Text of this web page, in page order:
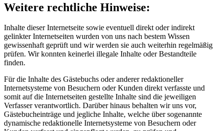
Weitere rechtliche Hinweise:
Inhalte dieser Internetseite sowie eventuell direkt oder indirekt
gelinkter Internetseiten wurden von uns nach bestem Wissen
gewissenhaft geprüft und wir werden sie auch weiterhin regelmäßig
prüfen. Wir konnten keinerlei illegale Inhalte oder Bestandteile
finden.
Für die Inhalte des Gästebuchs oder anderer redaktioneller
Internetsysteme von Besuchern oder Kunden direkt verfasste und
somit auf die Internetseiten gestellte Inhalte sind die jeweiligen
Verfasser verantwortlich. Darüber hinaus behalten wir uns vor,
Gästebucheinträge und jegliche Inhalte, welche über sogenannte
dynamische redaktionelle Internetsysteme von Besuchern oder